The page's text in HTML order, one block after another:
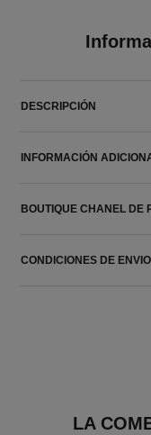
DESCRIPCIÓN
INFORMACIÓN
BOUTIQUE CHANEL DE
CONDICIONES DE
LA